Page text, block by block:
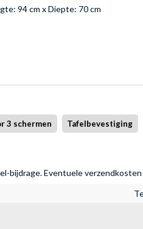
94 cm x Diepte: 70 cm
3 schermen Tafelbevestiging
bijdrage. Eventuele